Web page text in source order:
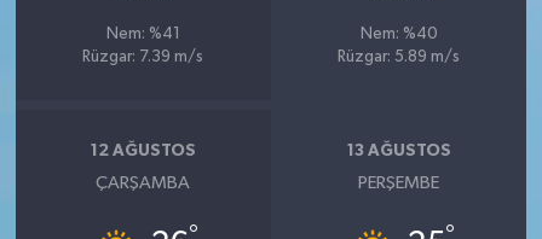
Nem: %41
Rüzgar: 7.39 m/s
Nem: %40
Rüzgar: 5.89 m/s
12 AĞUSTOS
ÇARŞAMBA
13 AĞUSTOS
PERŞEMBE